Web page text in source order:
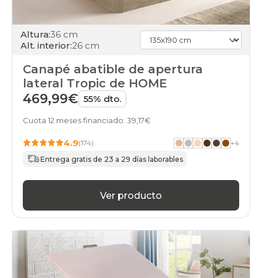
Altura:36 cm
Alt. interior:26 cm
Canapé abatible de apertura
lateral Tropic de HOME
469,99€ 55% dto.
Cuota 12 meses financiado: 39,17€
4.9(174) +4
Entrega gratis de 23 a 29 días laborables
Ver producto